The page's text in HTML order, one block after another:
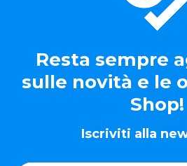
Resta sempre
sulle novità e le
Shop!
Iscriviti alla